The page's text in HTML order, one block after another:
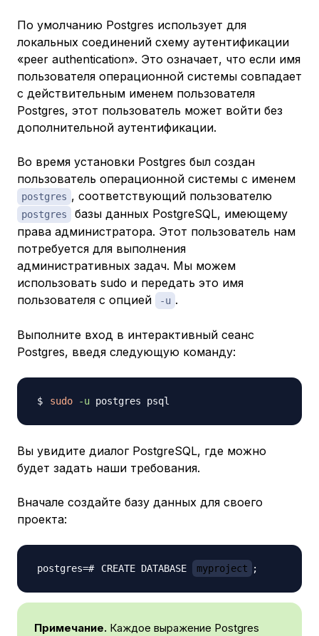
По умолчанию Postgres использует для
локальных соединений схему аутентификации
«peer authentication». Это означает, что если имя
пользователя операционной системы совпадает
с действительным именем пользователя
Postgres, этот пользователь может войти без
дополнительной аутентификации.
Во время установки Postgres был создан
пользователь операционной системы с именем
postgres , соответствующий пользователю
postgres
базы данных PostgreSQL, имеющему
права администратора. Этот пользователь нам
потребуется для выполнения
административных задач. Мы можем
использовать sudo и передать это имя
пользователя с опцией
-u .
Выполните вход в интерактивный сеанс
Postgres, введя следующую команду:
sudo -u
Вы увидите диалог PostgreSQL, где можно
будет задать наши требования.
Вначале создайте базу данных для своего
проекта:
CREATE DATABASE myproject ;
Примечание. Каждое выражение Postgres